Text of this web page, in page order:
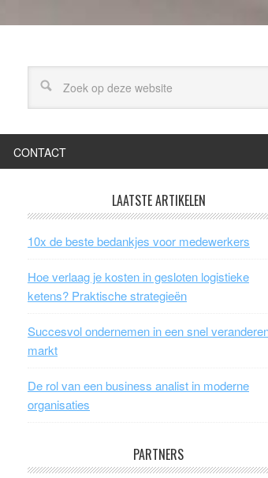
CONTACT
LAATSTE ARTIKELEN
10x de beste bedankjes voor medewerkers
Hoe verlaag je kosten in gesloten logistieke
ketens? Praktische strategieën
Succesvol ondernemen in een snel
markt
De rol van een business analist in moderne
organisaties
PARTNERS